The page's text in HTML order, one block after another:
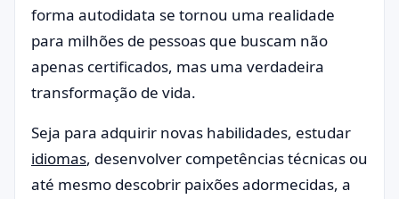
forma autodidata se tornou uma realidade
para milhões de pessoas que buscam não
apenas certificados, mas uma verdadeira
transformação de vida.
Seja para adquirir novas habilidades, estudar
idiomas, desenvolver competências técnicas ou
até mesmo descobrir paixões adormecidas, a